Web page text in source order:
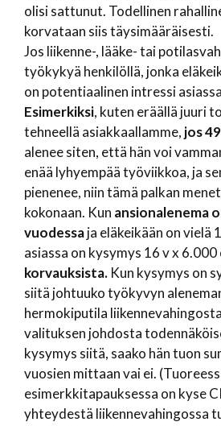
olisi sattunut. Todellinen
korvataan siis täysimääräisesti.
Jos liikenne-, lääke- tai
työkykyä henkilöllä, jonka
on potentiaalinen intressi
Esimerkiksi, kuten eräällä juuri
tehneellä asiakkaallamme, jos
alenee siten, että hän voi
enää lyhyempää työviikkoa, ja
pienenee, niin tämä palkan
kokonaan. Kun ansionalenema
vuodessaja eläkeikään on vielä
asiassa on kysymys 16 v x 6.000
korvauksista. Kun kysymys on
siitä johtuuko työkyvyn
hermokiputila
valituksen johdosta
kysymys siitä, saako hän tuon
vuosien mittaan vai ei.
esimerkkitapauksessa on kyse
yhteydestä liikennevahingossa